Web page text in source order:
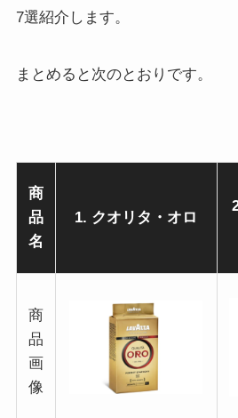
7選紹介します。
まとめると次のとおりです。
商
品
名
1. クオリタ・オロ
商
品
画
像